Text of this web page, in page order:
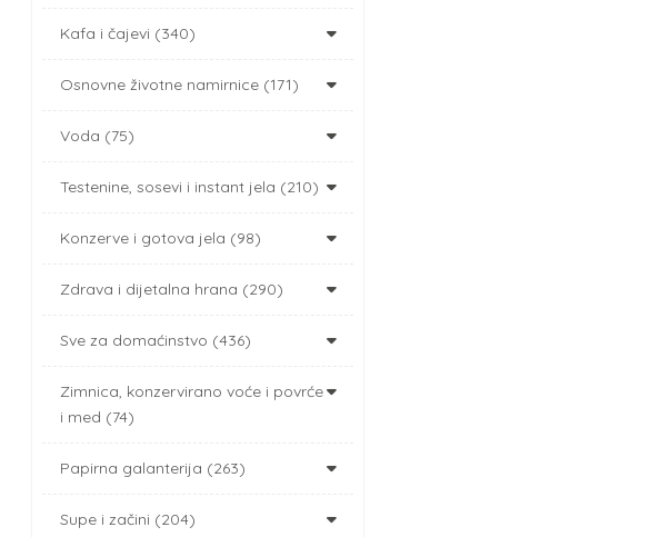
Kafa i čajevi (340)
Osnovne životne namirnice (171)
Voda (75)
Testenine, sosevi i instant jela (210)
Konzerve i gotova jela (98)
Zdrava i dijetalna hrana (290)
Sve za domaćinstvo (436)
Zimnica, konzervirano voće i povrće
i med (74)
Papirna galanterija (263)
Supe i začini (204)